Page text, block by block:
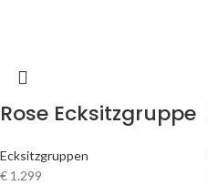
Rose Ecksitzgruppe
Ecksitzgruppen
€ 1.299